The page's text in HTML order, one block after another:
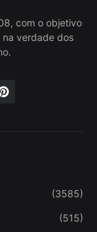
com o objetivo
verdade dos
(3585)
(515)